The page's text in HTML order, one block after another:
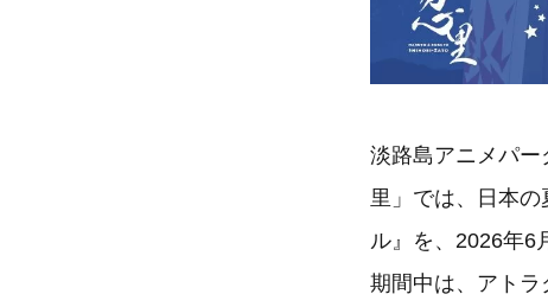
淡路島アニメパ
里」では、日本
ル』を、2026年6
期間中は、アト